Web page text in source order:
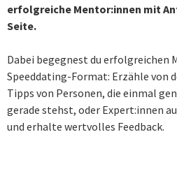
erfolgreiche Mentor:innen mit
Seite.
Dabei begegnest du erfolgreichen
Speeddating-Format: Erzähle von
Tipps von Personen, die einmal
gerade stehst, oder Expert:innen
und erhalte wertvolles Feedback.